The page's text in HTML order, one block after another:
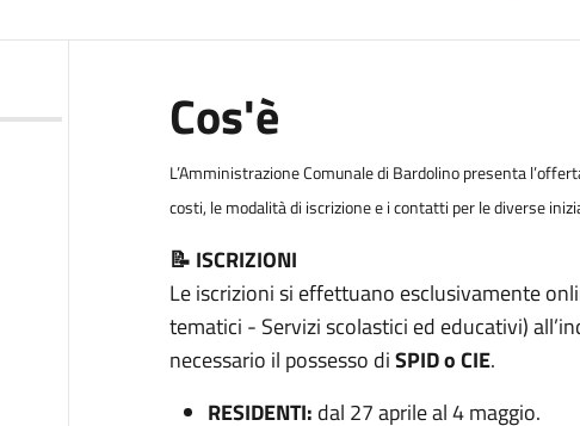
Cos'è
L’Amministrazione Comunale di Bardolino presenta
costi, le modalità di iscrizione e i contatti per le diverse
📝 ISCRIZIONI
Le iscrizioni si effettuano esclusivamente
tematici - Servizi scolastici ed educativi)
necessario il possesso diSPID o CIE.
RESIDENTI: dal 27 aprile al 4 maggio.